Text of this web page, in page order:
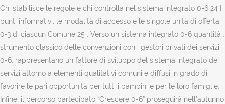
Chi stabilisce le regole e chi controlla nel sistema integrato 0-6 24 I
punti informativi, le modalità di accesso e le singole unità di offerta
0-3 di ciascun Comune 25 . Verso un sistema integrato 0-6 quantità .
strumento classico delle convenzioni con i gestori privati dei servizi
0-6, rappresentano un fattore di sviluppo del sistema integrato dei
servizi attorno a elementi qualitativi comuni e diﬀusi in grado di
favorire le pari opportunità per tutti i bambini e per le loro famiglie.
Infine, il percorso partecipato “Crescere 0-6” proseguirà nell’autunno